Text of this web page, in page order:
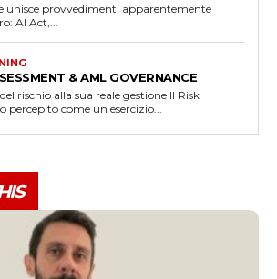
unisce provvedimenti apparentemente
AI Act,...
& AML GOVERNANCE
alla sua reale gestione Il Risk
percepito come un esercizio...